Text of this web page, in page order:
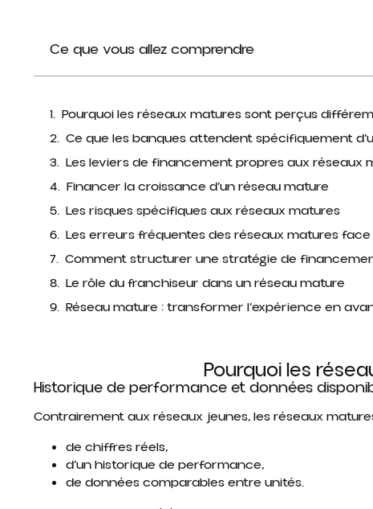
Ce que vous allez comprendre
Pourquoi les réseaux matures sont perçus
Ce que les banques attendent spécifiquement
Les leviers de financement propres aux réseaux
Financer la croissance d’un réseau mature
Les risques spécifiques aux réseaux matures
Les erreurs fréquentes des réseaux matures
Comment structurer une stratégie de
Le rôle du franchiseur dans un réseau mature
Réseau mature : transformer l’expérience en
Pourquoi les
Historique de performance et données
Contrairement aux réseaux jeunes, les réseaux
de chiffres réels,
d’un historique de performance,
de données comparables entre unités.